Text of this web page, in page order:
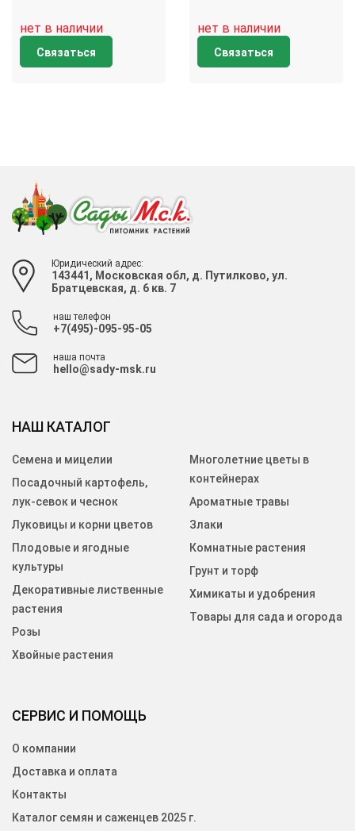
нет в наличии
Связаться
нет в наличии
Связаться
Юридический адрес:
143441, Московская обл, д. Путилково, ул.
Братцевская, д. 6 кв. 7
наш телефон
+7(495)-095-95-05
наша почта
hello@sady-msk.ru
СЕРВИС И ПОМОЩЬ
О компании
Доставка и оплата
Контакты
Каталог семян и саженцев 2025 г.
НАШ КАТАЛОГ
Семена и мицелии
Посадочный картофель,
лук-севок и чеснок
Луковицы и корни цветов
Плодовые и ягодные
культуры
Декоративные лиственные
растения
Розы
Хвойные растения
Многолетние цветы в
контейнерах
Ароматные травы
Злаки
Комнатные растения
Грунт и торф
Химикаты и удобрения
Товары для сада и огорода